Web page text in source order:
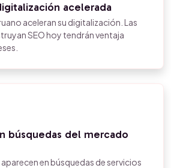
acelerada
aceleran su digitalización. Las
SEO hoy tendrán ventaja
búsquedas del mercado
aparecen en búsquedas de servicios